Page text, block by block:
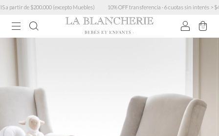
de $200.000 (excepto Muebles) 10% OFF transferencia · 6 cuotas sin interés >
0